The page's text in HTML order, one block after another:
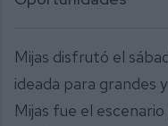
Mijas disfrutó el
ideada para grandes
Mijas fue el